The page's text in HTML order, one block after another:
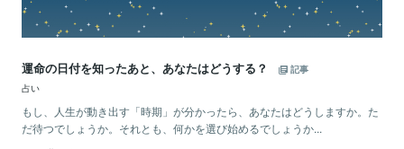
運命の日付を知ったあと、あなたはどうする？
記事
占い
もし、人生が動き出す「時期」が分かったら、あなたはどうしますか。た
だ待つでしょうか。それとも、何かを選び始めるでしょうか...